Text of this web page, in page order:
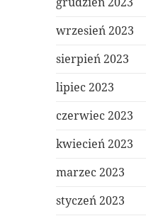
wrzesień 2023
sierpień 2023
lipiec 2023
czerwiec 2023
kwiecień 2023
marzec 2023
styczeń 2023